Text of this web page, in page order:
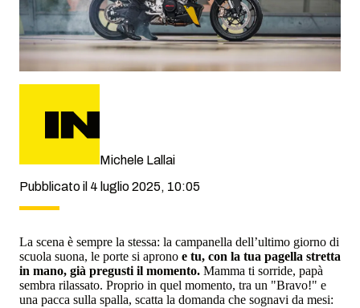
Michele Lallai
Pubblicato il 4 luglio 2025, 10:05
La scena è sempre la stessa: la campanella dell’ultimo giorno di
scuola suona, le porte si aprono e tu, con la tua pagella stretta
in mano, già pregusti il momento. Mamma ti sorride, papà
sembra rilassato. Proprio in quel momento, tra un "Bravo!" e
una pacca sulla spalla, scatta la domanda che sognavi da mesi: